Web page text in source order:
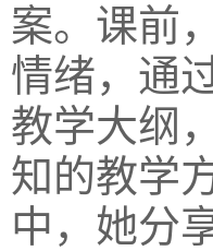
案。课前
情绪，通
教学大纲
知的教学
中，她分